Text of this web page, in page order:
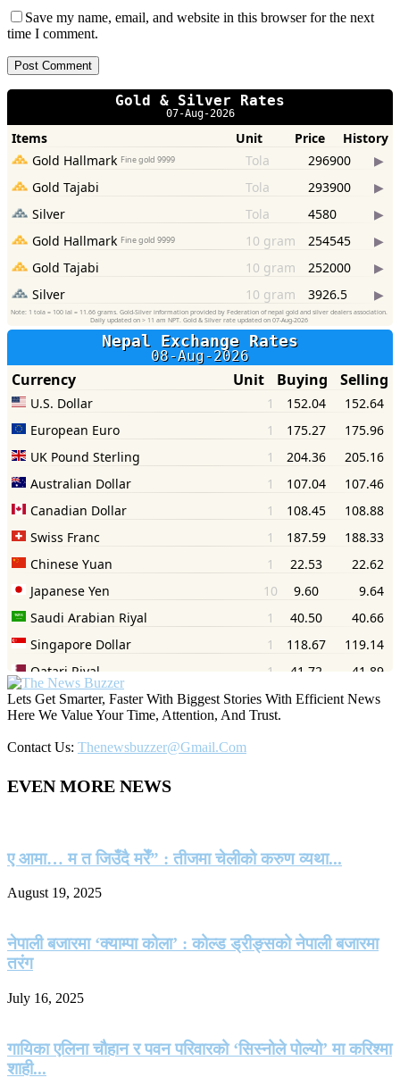
Save my name, email, and website in this browser for the next
time I comment.
Lets Get Smarter, Faster With Biggest Stories With Efficient News
Here We Value Your Time, Attention, And Trust.
Contact Us: Thenewsbuzzer@gmail.com
EVEN MORE NEWS
ए आमा… म त जिउँदै मरेँ” : तीजमा चेलीको करुण व्यथा...
August 19, 2025
नेपाली बजारमा ‘क्याम्पा कोला’ : कोल्ड ड्रीङ्सको नेपाली बजारमा
तरंग
July 16, 2025
गायिका एलिना चौहान र पवन परिवारको ‘सिस्नोले पोल्यो’ मा करिश्मा
शाही...